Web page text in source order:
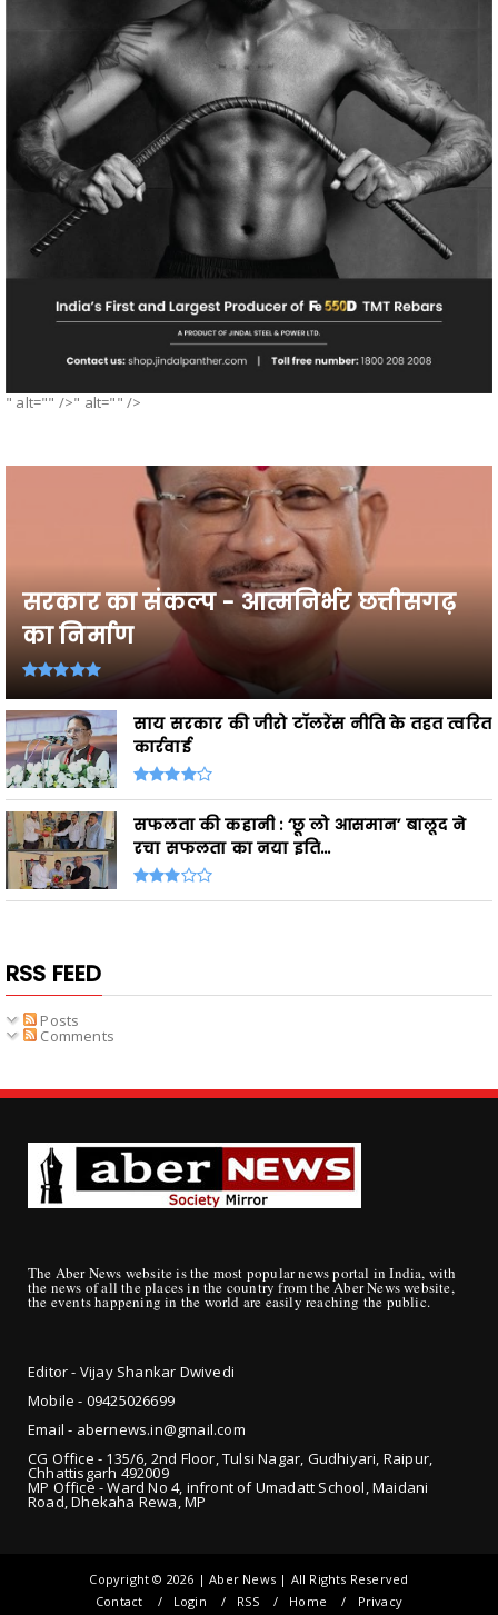
" alt="" />" alt="" />
सरकार का संकल्प - आत्मनिर्भर छत्तीसगढ़
का निर्माण
साय सरकार की जीरो टॉलरेंस नीति के तहत त्वरित
कार्रवाई
सफलता की कहानी : ‘छू लो आसमान’ बालूद ने
रचा सफलता का नया इति...
RSS FEED
Posts
Comments
The Aber News website is the most popular news portal in India, with
the news of all the places in the country from the Aber News website,
the events happening in the world are easily reaching the public.
Editor - Vijay Shankar Dwivedi
Mobile - 09425026699
Email - abernews.in@gmail.com
CG Office - 135/6, 2nd Floor, Tulsi Nagar, Gudhiyari, Raipur,
Chhattisgarh 492009
MP Office - Ward No 4, infront of Umadatt School, Maidani
Road, Dhekaha Rewa, MP
Copyright © 2026 | Aber News | All Rights Reserved
Contact
Login RSS Home Privacy